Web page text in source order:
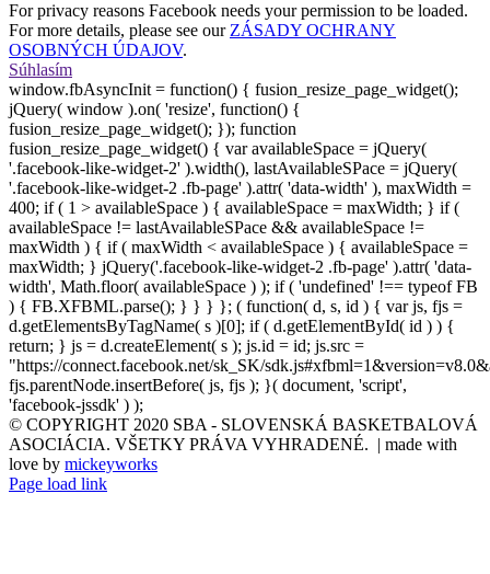
For privacy reasons Facebook needs your permission to be loaded.
For more details, please see our ZÁSADY OCHRANY
OSOBNÝCH ÚDAJOV.
Súhlasím
window.fbAsyncInit = function() { fusion_resize_page_widget();
jQuery( window ).on( 'resize', function() {
fusion_resize_page_widget(); }); function
fusion_resize_page_widget() { var availableSpace = jQuery(
'.facebook-like-widget-2' ).width(), lastAvailableSPace = jQuery(
'.facebook-like-widget-2 .fb-page' ).attr( 'data-width' ), maxWidth =
400; if ( 1 > availableSpace ) { availableSpace = maxWidth; } if (
availableSpace != lastAvailableSPace && availableSpace !=
maxWidth ) { if ( maxWidth < availableSpace ) { availableSpace =
maxWidth; } jQuery('.facebook-like-widget-2 .fb-page' ).attr( 'data-
width', Math.floor( availableSpace ) ); if ( 'undefined' !== typeof FB
) { FB.XFBML.parse(); } } } }; ( function( d, s, id ) { var js, fjs =
d.getElementsByTagName( s )[0]; if ( d.getElementById( id ) ) {
return; } js = d.createElement( s ); js.id = id; js.src =
"https://connect.facebook.net/sk_SK/
fjs.parentNode.insertBefore( js, fjs ); }( document, 'script',
'facebook-jssdk' ) );
© COPYRIGHT 2020 SBA - SLOVENSKÁ BASKETBALOVÁ
ASOCIÁCIA. VŠETKY PRÁVA VYHRADENÉ. | made with
love by mickeyworks
Page load link